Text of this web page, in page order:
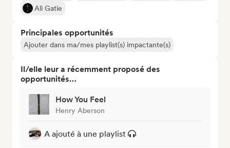
Ali Gatie
Principales opportunités
Ajouter dans ma/mes playlist(s) impactante(s)
Il/elle leur a récemment proposé des
opportunités…
How You Feel
Henry Aberson
A ajouté à une playlist